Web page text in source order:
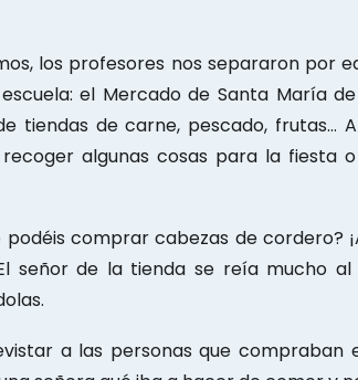
los profesores nos separaron por
el Mercado de Santa María
tiendas de carne, pescado, frutas…
algunas cosas para la fiesta
comprar cabezas de cordero?
señor de la tienda se reía mucho
a las personas que compraban